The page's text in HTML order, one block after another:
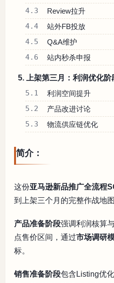
4.3 Review拉升
4.4 站外FB投放
4.5 Q&A维护
4.6 站内秒杀申报
5. 上架第三月：利润优化阶
5.1 利润空间提升
5.2 产品改进讨论
5.3 物流供应链优化
简介：
这份亚马逊新品推广全流程
到上架三个月的完整作战地
产品准备阶段强调利润核算
点售价区间，通过市场调研
标。
销售准备阶段包含Listing优